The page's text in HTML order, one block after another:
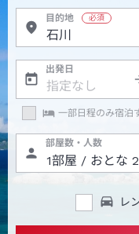
目的地
出発日
一部日程のみ宿泊
部屋数・人数
レ